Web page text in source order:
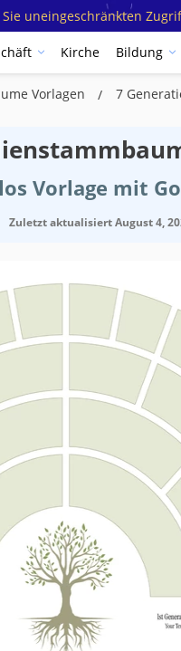
uneingeschränkten
Kirche Bildung
Vorlagen 7
Vorlage mit
Zuletzt aktualisiertAugust 4,
Zu
Diagramm
7